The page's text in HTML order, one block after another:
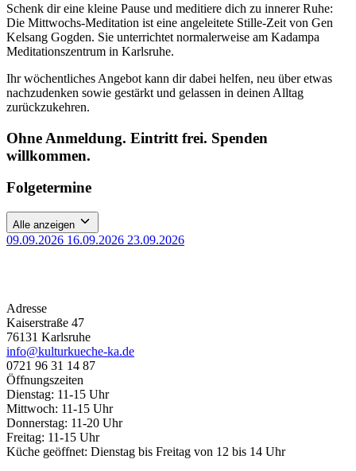
Schenk dir eine kleine Pause und meditiere dich zu innerer Ruhe:
Die Mittwochs-Meditation ist eine angeleitete Stille-Zeit von Gen
Kelsang Gogden. Sie unterrichtet normalerweise am Kadampa
Meditationszentrum in Karlsruhe.
Ihr wöchentliches Angebot kann dir dabei helfen, neu über etwas
nachzudenken sowie gestärkt und gelassen in deinen Alltag
zurückzukehren.
Ohne Anmeldung. Eintritt frei. Spenden
willkommen.
Folgetermine
Alle anzeigen
09.09.2026 16.09.2026 23.09.2026
Adresse
Kaiserstraße 47
76131 Karlsruhe
info@kulturkueche-ka.de
0721 96 31 14 87
Öffnungszeiten
Dienstag: 11-15 Uhr
Mittwoch: 11-15 Uhr
Donnerstag: 11-20 Uhr
Freitag: 11-15 Uhr
Küche geöffnet: Dienstag bis Freitag von 12 bis 14 Uhr